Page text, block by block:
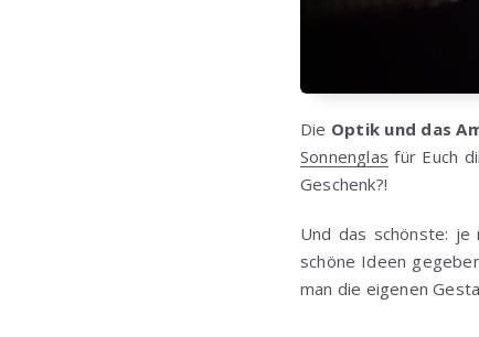
Die Optik und das
Sonnenglas für Euch
Geschenk?!
Und das schönste: je
schöne Ideen
man die eigenen